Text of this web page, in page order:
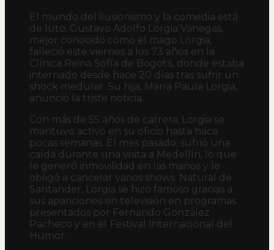
El mundo del ilusionismo y la comedia está
de luto. Gustavo Adolfo Lorgia Vanegas,
mejor conocido como el mago Lorgia,
falleció este viernes a los 73 años en la
Clínica Reina Sofía de Bogotá, donde estaba
internado desde hace 20 días tras sufrir un
shock medular. Su hija, María Paula Lorgia,
anunció la triste noticia.
Con más de 55 años de carrera, Lorgia se
mantuvo activo en su oficio hasta hace
pocas semanas. El mes pasado, sufrió una
caída durante una visita a Medellín, lo que
le generó inmovilidad en las manos y le
obligó a cancelar varios shows. Natural de
Santander, Lorgia se hizo famoso gracias a
sus apariciones en televisión en programas
presentados por Fernando González
Pacheco y en el Festival Internacional del
Humor.